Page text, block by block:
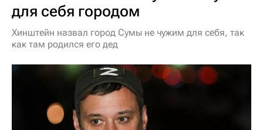
для себя городом
Хинштейн назвал город Сумы не чужим для себя, так
как там родился его дед